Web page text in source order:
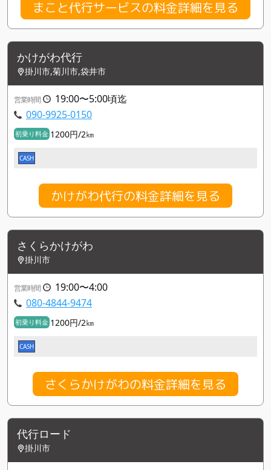
まこと代行サービスの料金詳細を見る
かけがわ代行
掛川市,菊川市,袋井市
営業時間
19:00〜5:00頃迄
090-9925-0150
初乗り料金 1200円/2㎞
CASH
かけがわ代行の料金詳細を見る
さくらかけがわ
掛川市
営業時間
19:00〜4:00
080-4844-9474
初乗り料金 1200円/2㎞
CASH
さくらかけがわの料金詳細を見る
代行ロード
掛川市